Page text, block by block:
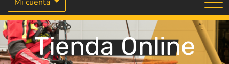
Tienda Online